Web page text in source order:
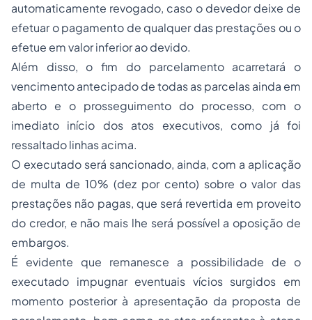
automaticamente revogado, caso o devedor deixe de
efetuar o pagamento de qualquer das prestações ou o
efetue em valor inferior ao devido.
Além disso, o fim do parcelamento acarretará o
vencimento antecipado de todas as parcelas ainda em
aberto e o prosseguimento do processo, com o
imediato início dos atos executivos, como já foi
ressaltado linhas acima.
O executado será sancionado, ainda, com a aplicação
de multa de 10% (dez por cento) sobre o valor das
prestações não pagas, que será revertida em proveito
do credor, e não mais lhe será possível a oposição de
embargos.
É evidente que remanesce a possibilidade de o
executado impugnar eventuais vícios surgidos em
momento posterior à apresentação da proposta de